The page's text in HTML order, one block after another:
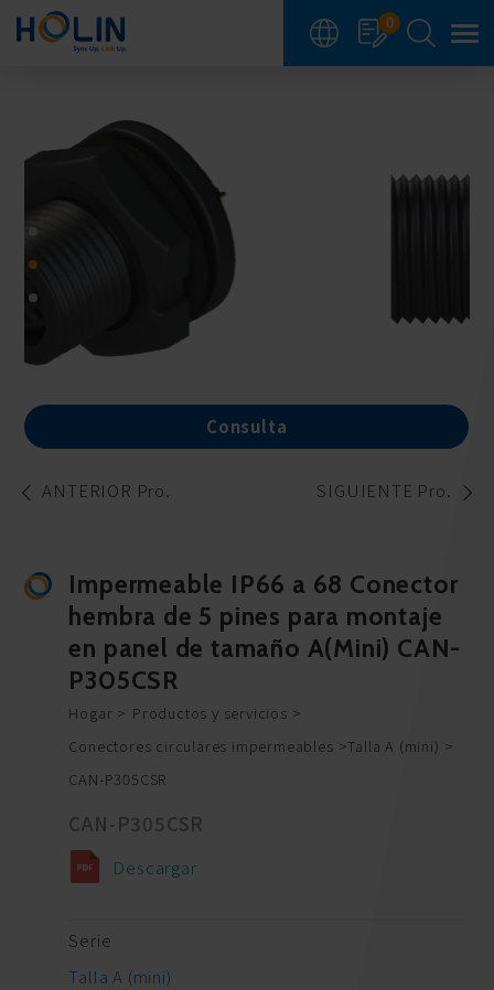
0
Consulta
ANTERIOR Pro. SIGUIENTE Pro.
Impermeable IP66 a 68 Conector
hembra de 5 pines para montaje
en panel de tamaño A(Mini) CAN-
P305CSR
Hogar
Productos y servicios
Conectores circulares impermeables
Talla A (mini)
CAN-P305CSR
CAN-P305CSR
Descargar
Serie
Talla A (mini)
Panel de gestión de cookies